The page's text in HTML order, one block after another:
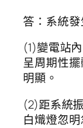
答：系統發
(1)變電站
呈周期性
明顯。
(2)距系統
白熾燈忽